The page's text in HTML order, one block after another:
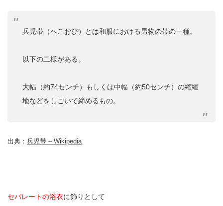
兵児帯（へこおび）とは和服における男物の帯の一種。
以下の二様がある。
大幅（約74センチ）もしくは中幅（約50センチ）の縮緬
地などをしごいて締めるもの。
出典： 兵児帯 – Wikipedia
セパレートの浴衣に飾りとして